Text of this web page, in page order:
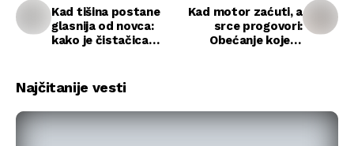
Kad tišina postane
glasnija od novca:
kako je čistačica
Kad motor zaćuti, a
srce progovori:
Obećanje koje je
Najčitanije vesti